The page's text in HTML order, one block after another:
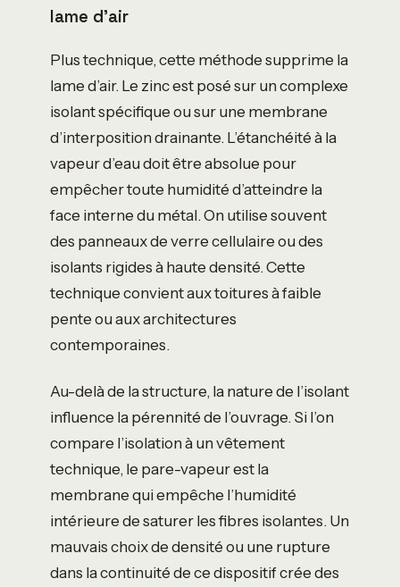
lame d’air
Plus technique, cette méthode supprime la
lame d’air. Le zinc est posé sur un complexe
isolant spécifique ou sur une membrane
d’interposition drainante. L’étanchéité à la
vapeur d’eau doit être absolue pour
empêcher toute humidité d’atteindre la
face interne du métal. On utilise souvent
des panneaux de verre cellulaire ou des
isolants rigides à haute densité. Cette
technique convient aux toitures à faible
pente ou aux architectures
contemporaines.
Au-delà de la structure, la nature de l’isolant
influence la pérennité de l’ouvrage. Si l’on
compare l’isolation à un vêtement
technique, le pare-vapeur est la
membrane qui empêche l’humidité
intérieure de saturer les fibres isolantes. Un
mauvais choix de densité ou une rupture
dans la continuité de ce dispositif crée des